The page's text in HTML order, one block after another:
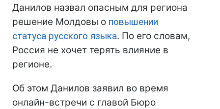
Данилов назвал опасным для региона
решение Молдовы о повышении
статуса русского языка. По его словам,
Россия не хочет терять влияние в
регионе.
Об этом Данилов заявил во время
онлайн-встречи с главой Бюро